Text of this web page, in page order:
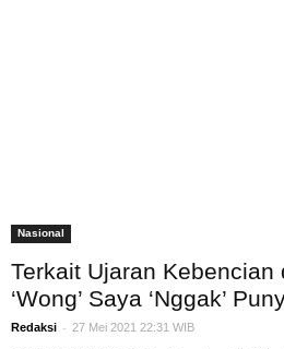
Nasional
Terkait Ujaran Kebencian
‘Wong’ Saya ‘Nggak’
Redaksi - 27 Mei 2021 22:31 WIB